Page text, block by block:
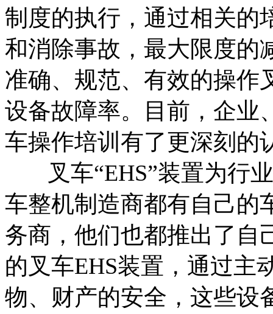
制度的执行，通过相关的
和消除事故，最大限度的
准确、规范、有效的操作
设备故障率。目前，企业
车操作培训有了更深刻的
叉车“EHS”装置为行业
车整机制造商都有自己的
务商，他们也都推出了自
的叉车EHS装置，通过主
物、财产的安全，这些设